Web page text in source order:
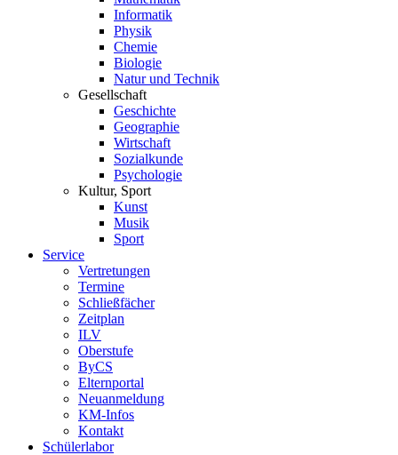
Informatik
Physik
Chemie
Biologie
Natur und Technik
Gesellschaft
Geschichte
Geographie
Wirtschaft
Sozialkunde
Psychologie
Kultur, Sport
Kunst
Musik
Sport
Service
Vertretungen
Termine
Schließfächer
Zeitplan
ILV
Oberstufe
ByCS
Elternportal
Neuanmeldung
KM-Infos
Kontakt
Schüler­labor